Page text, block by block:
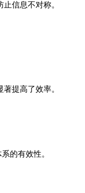
信息不对称。
提高了效率。
的有效性。